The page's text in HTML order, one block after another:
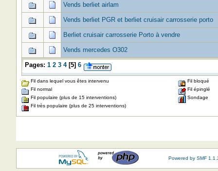
Vends berliet airlam
Vends berliet PGR et berliet cruisair carrosserie porto
Berliet cruisair carrosserie Porto à vendre
Vends mercedes O302
Pages: 1 2 3 4[5] 6
Fil dans lequel vous êtes intervenu
Fil normal
Fil populaire (plus de 15 interventions)
Fil très populaire (plus de 25 interventions)
Fil bloqué
Fil épinglé
Sondage
Powered by SMF